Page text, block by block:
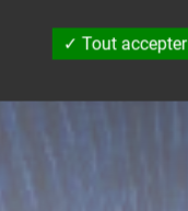
Tout accepter